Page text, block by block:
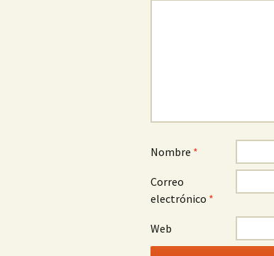
Nombre *
Correo
electrónico *
Web